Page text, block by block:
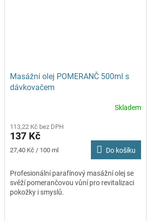
Masážní olej POMERANČ 500ml s
dávkovačem
Skladem
113,22 Kč bez DPH
137 Kč
Měrná
27,40 Kč / 100 ml Do košíku
Profesionální parafínový masážní olej se
svěží pomerančovou vůní pro revitalizaci
pokožky i smyslů.